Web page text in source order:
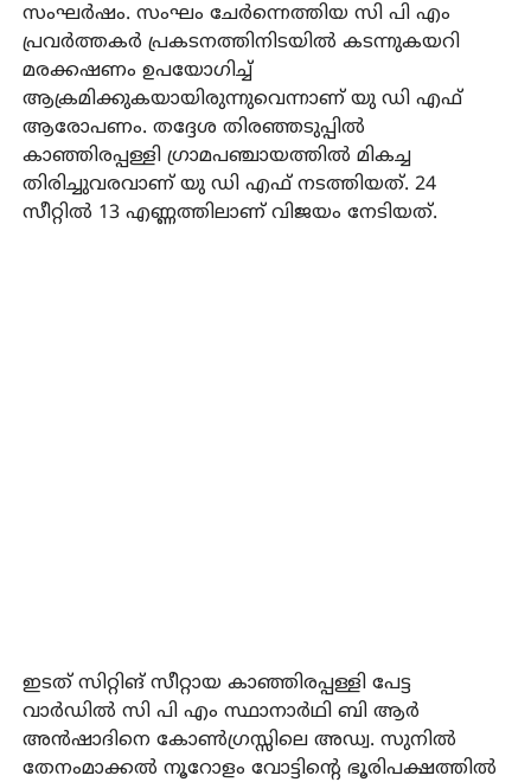
സംഘര്‍ഷം. സംഘം ചേര്‍ന്നെത്തിയ സി പി എം
പ്രവര്‍ത്തകര്‍ പ്രകടനത്തിനിടയില്‍ കടന്നുകയറി
മരക്കഷണം ഉപയോഗിച്ച്
ആക്രമിക്കുകയായിരുന്നുവെന്നാണ് യു ഡി എഫ്
ആരോപണം. തദ്ദേശ തിരഞ്ഞടുപ്പില്‍
കാഞ്ഞിരപ്പള്ളി ഗ്രാമപഞ്ചായത്തില്‍ മികച്ച
തിരിച്ചുവരവാണ് യു ഡി എഫ് നടത്തിയത്. 24
സീറ്റില്‍ 13 എണ്ണത്തിലാണ് വിജയം നേടിയത്.
ഇടത് സിറ്റിങ് സീറ്റായ കാഞ്ഞിരപ്പള്ളി പേട്ട
വാര്‍ഡില്‍ സി പി എം സ്ഥാനാര്‍ഥി ബി ആര്‍
അന്‍ഷാദിനെ കോണ്‍ഗ്രസ്സിലെ അഡ്വ. സുനില്‍
തേനംമാക്കല്‍ നൂറോളം വോട്ടിന്റെ ഭൂരിപക്ഷത്തില്‍